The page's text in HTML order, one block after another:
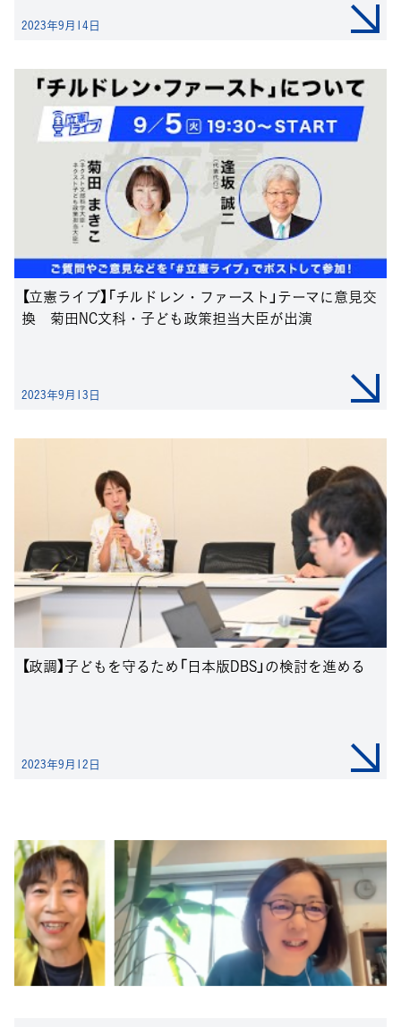
2023年9月14日
【立憲ライブ】「チルドレン・ファースト」テーマに意見交
換 菊田NC文科・子ども政策担当大臣が出演
2023年9月13日
【政調】子どもを守るため「日本版DBS」の検討を進める
2023年9月12日